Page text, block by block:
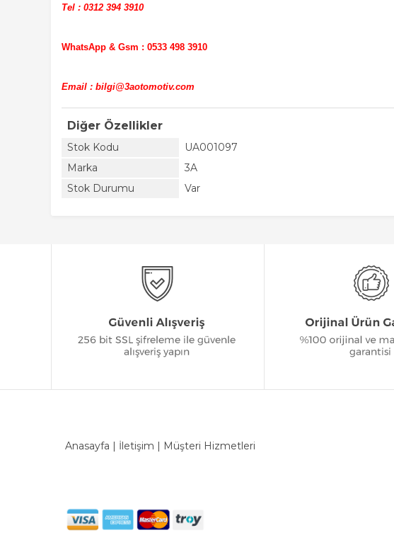
Tel : 0312 394 3910
WhatsApp & Gsm : 0533 498 3910
Email : bilgi@3aotomotiv.com
Diğer Özellikler
Stok Kodu
UA001097
Marka
3A
Stok Durumu
Var
Anasayfa | İletişim | Müşteri Hizmetleri